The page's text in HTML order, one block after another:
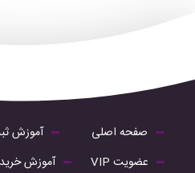
صفحه اصلی
عضویت VIP
آموزش
آموزش